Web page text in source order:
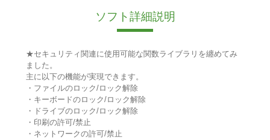
ソフト詳細説明
★セキュリティ関連に使用可能な関数ライブラリを纏めてみ
ました。
主に以下の機能が実現できます。
・ファイルのロック/ロック解除
・キーボードのロック/ロック解除
・ドライブのロック/ロック解除
・印刷の許可/禁止
・ネットワークの許可/禁止